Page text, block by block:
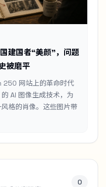
建国者“美颜”，问题
被磨平
250 网站上的革命时代
AI 图像生成技术，为
格的肖像。这些图片带
0